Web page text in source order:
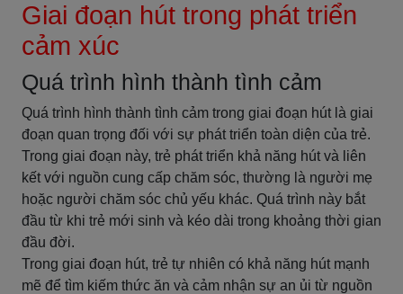
Giai đoạn hút trong phát triển
cảm xúc
Quá trình hình thành tình cảm
Quá trình hình thành tình cảm trong giai đoạn hút là giai
đoạn quan trọng đối với sự phát triển toàn diện của trẻ.
Trong giai đoạn này, trẻ phát triển khả năng hút và liên
kết với nguồn cung cấp chăm sóc, thường là người mẹ
hoặc người chăm sóc chủ yếu khác. Quá trình này bắt
đầu từ khi trẻ mới sinh và kéo dài trong khoảng thời gian
đầu đời.
Trong giai đoạn hút, trẻ tự nhiên có khả năng hút mạnh
mẽ để tìm kiếm thức ăn và cảm nhận sự an ủi từ nguồn